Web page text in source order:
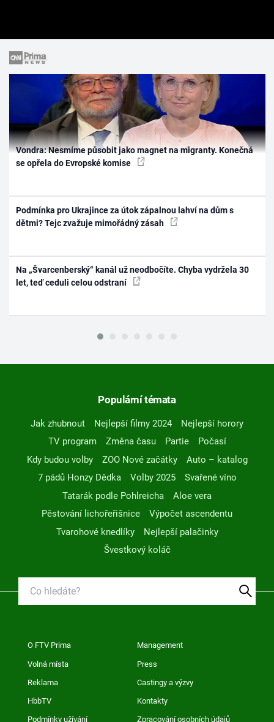
Vondra: Nesmíme působit jako magnet na migranty. Konečná
se opřela do Evropské komise
Podmínka pro Ukrajince za útok zápalnou lahví na dům s
dětmi? Tejc zvažuje mimořádný zásah
Na „Švarcenberský“ kanál už neodbočíte. Chyba vydržela 30
let, teď ceduli celou odstraní
Populární témata
Jak zhubnout Nejlepší filmy 2024
Nejlepší horory
TV program
Změna času Partie
Počasí
Kdy budou volby
ZOO Nové začátky
Auto – katalog
7 pádů Honzy Dědka
Volby 2025
Svařené víno
Tatarák podle Pohlreicha
Aloe vera
Pěstování lichořeřišnice
Výpočet ascendentu
Tvarohové knedlíky
Nejlepší palačinky
Švestkový koláč
O FTV Prima Management
Volná místa Press
Reklama Castingy a výzvy
HbbTV Kontakty
Podmínky užívání Zpracování osobních údajů